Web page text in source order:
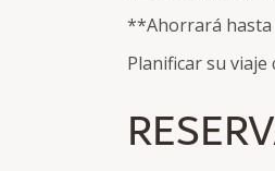
**Ahorrará hasta
Planificar su viaje